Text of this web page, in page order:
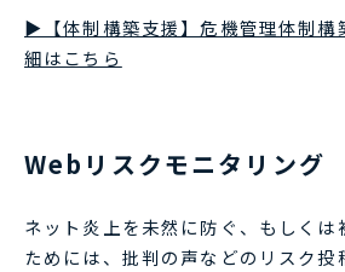
▶【体制構築支援】危機管理体制構
細はこちら
Webリスクモニタリング
ネット炎上を未然に防ぐ、もしくは
ためには、批判の声などのリスク投